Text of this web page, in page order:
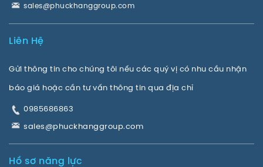
sales@phuckhanggroup.com
Liên Hệ
Gửi thông tin cho chúng tôi nếu các quý vị có nhu cầu nhận
báo giá hoặc cần tư vấn thông tin qua địa chỉ
0985686863
sales@phuckhanggroup.com
Hồ sơ năng lực